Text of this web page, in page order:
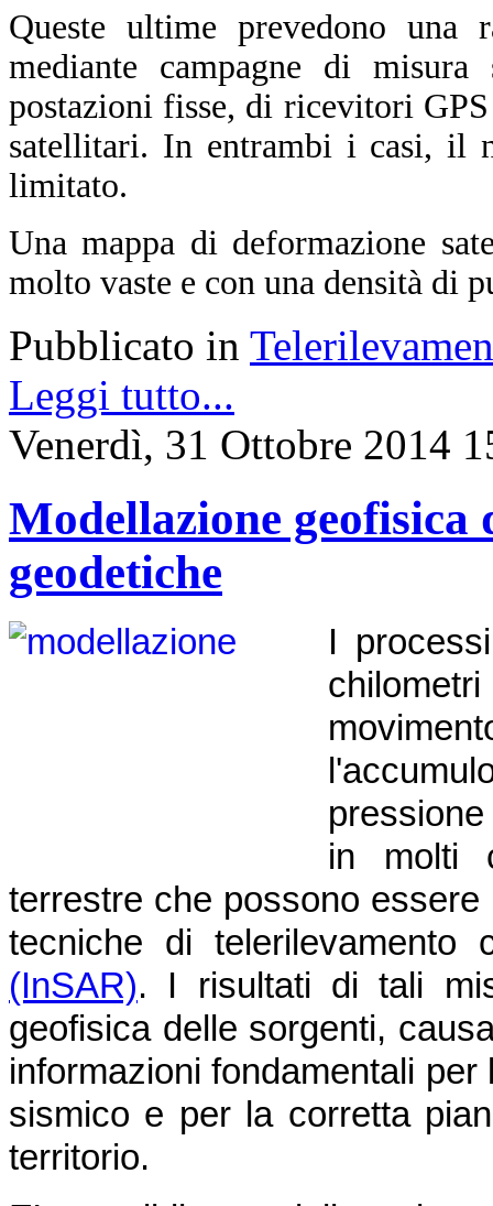
Queste ultime prevedono una
mediante campagne di
postazioni fisse, di ricevitori
satellitari. In entrambi i casi, il
limitato.
Una mappa di deformazione
molto vaste e con una densità di
Pubblicato in
Leggi tutto...
Venerdì, 31 Ottobre 2014
Modellazione
geodetiche
I
in molti
terrestre che possono
tecniche di telerilevamento
(InSAR). I risultati di tali
geofisica delle sorgenti,
informazioni fondamentali
sismico e per la corretta
territorio.